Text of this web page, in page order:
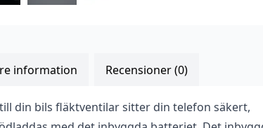
information Recensioner (0)
din bils fläktventilar sitter din telefon säkert,
Bli först med att recensera ”Baseus